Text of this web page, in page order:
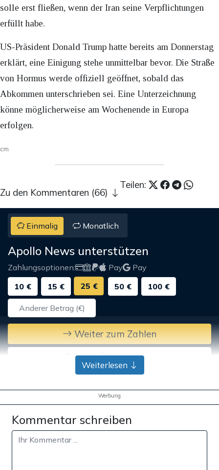
solle erst fließen, wenn der Iran seine Verpflichtungen
erfüllt habe.
US-Präsident Donald Trump hatte bereits am Donnerstag
erklärt, eine Einigung stehe unmittelbar bevor. Die Straße
von Hormus werde offiziell geöffnet, sobald das
Abkommen unterschrieben sei. Eine Unterzeichnung
könne möglicherweise am Wochenende in Europa
erfolgen.
cm
Teilen:
Zu den Kommentaren (66)
Einmalig Monatlich
Apollo News unterstützen
Zahlungsoptionen: Pay
Pay
10 €
15 € 25 € 50 € 100 €
Weiter zum Zahlen
Bank-Überweisung
Weiterlesen
Werbung
Kommentar schreiben